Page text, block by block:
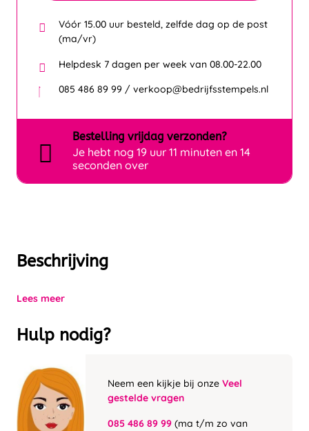
Beschrijving
Lees meer
Hulp nodig?
Neem een kijkje bij onze Veel
gestelde vragen
085 486 89 99 (ma t/m zo van
Vóór 15.00 uur besteld, zelfde dag op de post
(ma/vr)
Helpdesk 7 dagen per week van 08.00-22.00
085 486 89 99 / verkoop@bedrijfsstempels.nl
Bestelling vrijdag verzonden?
Je hebt nog 19 uur 11 minuten en 14
seconden over